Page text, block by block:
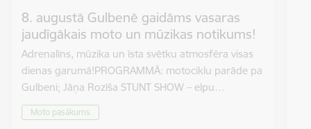
8. augustā Gulbenē gaidāms vasaras
jaudīgākais moto un mūzikas notikums!
Adrenalīns, mūzika un īsta svētku atmosfēra visas
dienas garumā!PROGRAMMĀ: motociklu parāde pa
Gulbeni; Jāņa Rozīša STUNT SHOW – elpu…
Moto pasākums